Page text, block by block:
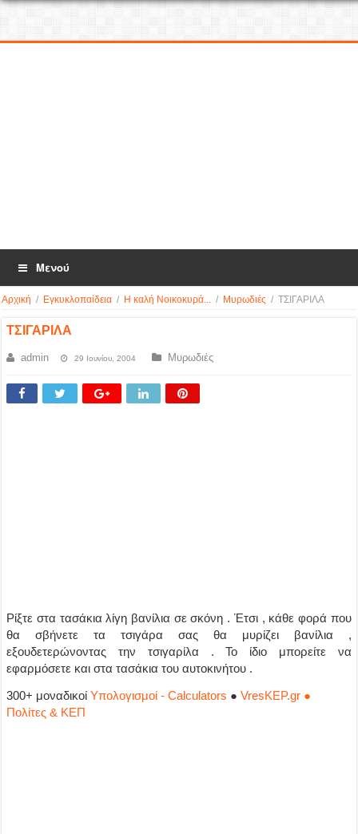
Μενού
Αρχική / Εγκυκλοπαίδεια / Η καλή Νοικοκυρά... / Μυρωδιές / ΤΣΙΓΑΡΙΛΑ
ΤΣΙΓΑΡΙΛΑ
admin 29 Ιουνίου, 2004 Μυρωδιές
Ρίξτε στα τασάκια λίγη βανίλια σε σκόνη . Έτσι , κάθε φορά που
θα σβήνετε τα τσιγάρα σας θα μυρίζει βανίλια ,
εξουδετερώνοντας την τσιγαρίλα . Το ίδιο μπορείτε να
εφαρμόσετε και στα τασάκια του αυτοκινήτου .
300+ μοναδικοίΥπολογισμοί - Calculators ●VresKEP.gr ●
Πολίτες & ΚΕΠ